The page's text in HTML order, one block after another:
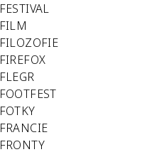
FESTIVAL
FILM
FILOZOFIE
FIREFOX
FLEGR
FOOTFEST
FOTKY
FRANCIE
FRONTY